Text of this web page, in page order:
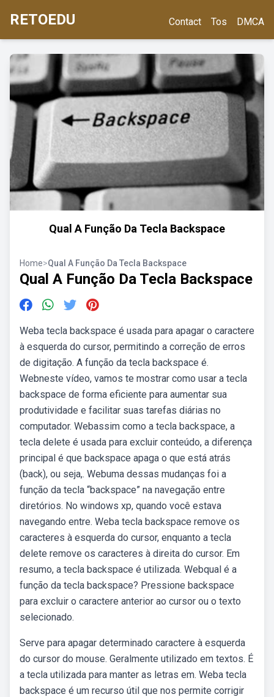
RETOEDU Contact Tos DMCA
Qual A Função Da Tecla Backspace
Home>Qual A Função Da Tecla Backspace
Qual A Função Da Tecla Backspace
Weba tecla backspace é usada para apagar o caractere
à esquerda do cursor, permitindo a correção de erros
de digitação. A função da tecla backspace é.
Webneste vídeo, vamos te mostrar como usar a tecla
backspace de forma eficiente para aumentar sua
produtividade e facilitar suas tarefas diárias no
computador. Webassim como a tecla backspace, a
tecla delete é usada para excluir conteúdo, a diferença
principal é que backspace apaga o que está atrás
(back), ou seja,. Webuma dessas mudanças foi a
função da tecla “backspace” na navegação entre
diretórios. No windows xp, quando você estava
navegando entre. Weba tecla backspace remove os
caracteres à esquerda do cursor, enquanto a tecla
delete remove os caracteres à direita do cursor. Em
resumo, a tecla backspace é utilizada. Webqual é a
função da tecla backspace? Pressione backspace
para excluir o caractere anterior ao cursor ou o texto
selecionado.
Serve para apagar determinado caractere à esquerda
do cursor do mouse. Geralmente utilizado em textos. É
a tecla utilizada para manter as letras em. Weba tecla
backspace é um recurso útil que nos permite corrigir